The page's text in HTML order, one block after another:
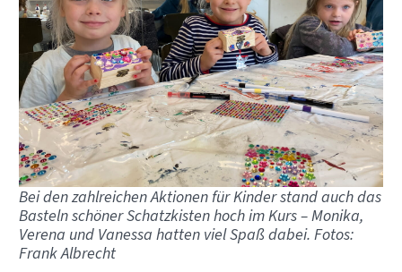
Bei den zahlreichen Aktionen für Kinder stand auch das
Basteln schöner Schatzkisten hoch im Kurs – Monika,
Verena und Vanessa hatten viel Spaß dabei. Fotos:
Frank Albrecht